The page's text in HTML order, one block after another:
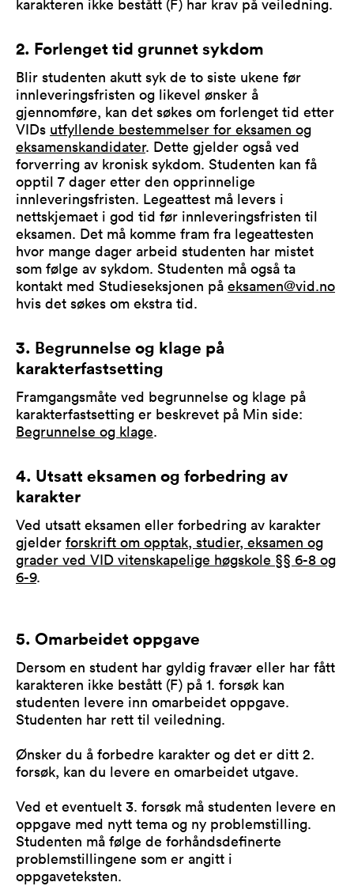
karakteren ikke bestått (F) har krav på veiledning.
2. Forlenget tid grunnet sykdom
Blir studenten akutt syk de to siste ukene før
innleveringsfristen og likevel ønsker å
gjennomføre, kan det søkes om forlenget tid etter
VIDs utfyllende bestemmelser for eksamen og
eksamenskandidater. Dette gjelder også ved
forverring av kronisk sykdom. Studenten kan få
opptil 7 dager etter den opprinnelige
innleveringsfristen. Legeattest må levers i
nettskjemaet i god tid før innleveringsfristen til
eksamen. Det må komme fram fra legeattesten
hvor mange dager arbeid studenten har mistet
som følge av sykdom. Studenten må også ta
kontakt med Studieseksjonen på eksamen@vid.no
hvis det søkes om ekstra tid.
3. Begrunnelse og klage på
karakterfastsetting
Framgangsmåte ved begrunnelse og klage på
karakterfastsetting er beskrevet på Min side:
Begrunnelse og klage.
4. Utsatt eksamen og forbedring av
karakter
Ved utsatt eksamen eller forbedring av karakter
gjelder forskrift om opptak, studier, eksamen og
grader ved VID vitenskapelige høgskole §§ 6-8 og
6-9.
5. Omarbeidet oppgave
Dersom en student har gyldig fravær eller har fått
karakteren ikke bestått (F) på 1. forsøk kan
studenten levere inn omarbeidet oppgave.
Studenten har rett til veiledning.
Ønsker du å forbedre karakter og det er ditt 2.
forsøk, kan du levere en omarbeidet utgave.
Ved et eventuelt 3. forsøk må studenten levere en
oppgave med nytt tema og ny problemstilling.
Studenten må følge de forhåndsdefinerte
problemstillingene som er angitt i
oppgaveteksten.